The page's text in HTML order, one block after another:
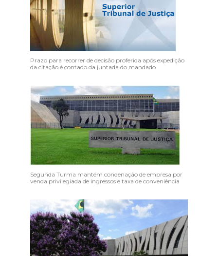
Prazo para recorrer de decisão proferida após expedição
da citação é contado da juntada do mandado
Segunda Turma mantém condenação de empresa por
venda privilegiada de ingressos e taxa de conveniência